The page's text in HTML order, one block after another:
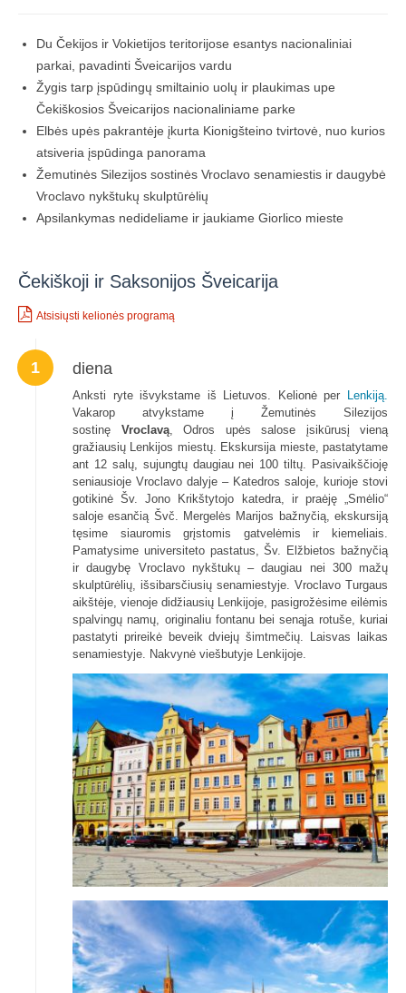
Du Čekijos ir Vokietijos teritorijose esantys nacionaliniai
parkai, pavadinti Šveicarijos vardu
Žygis tarp įspūdingų smiltainio uolų ir plaukimas upe
Čekiškosios Šveicarijos nacionaliniame parke
Elbės upės pakrantėje įkurta Kionigšteino tvirtovė, nuo kurios
atsiveria įspūdinga panorama
Žemutinės Silezijos sostinės Vroclavo senamiestis ir daugybė
Vroclavo nykštukų skulptūrėlių
Apsilankymas nedideliame ir jaukiame Giorlico mieste
Čekiškoji ir Saksonijos Šveicarija
Atsisiųsti kelionės programą
1 diena
Anksti ryte išvykstame iš Lietuvos. Kelionė per Lenkiją.
Vakarop atvykstame į Žemutinės Silezijos
sostinę Vroclavą, Odros upės salose įsikūrusį vieną
gražiausių Lenkijos miestų. Ekskursija mieste, pastatytame
ant 12 salų, sujungtų daugiau nei 100 tiltų. Pasivaikščioję
seniausioje Vroclavo dalyje – Katedros saloje, kurioje stovi
gotikinė Šv. Jono Krikštytojo katedra, ir praėję „Smėlio“
saloje esančią Švč. Mergelės Marijos bažnyčią, ekskursiją
tęsime siauromis grįstomis gatvelėmis ir kiemeliais.
Pamatysime universiteto pastatus, Šv. Elžbietos bažnyčią
ir daugybę Vroclavo nykštukų – daugiau nei 300 mažų
skulptūrėlių, išsibarsčiusių senamiestyje. Vroclavo Turgaus
aikštėje, vienoje didžiausių Lenkijoje, pasigrožėsime eilėmis
spalvingų namų, originaliu fontanu bei senąja rotuše, kuriai
pastatyti prireikė beveik dviejų šimtmečių. Laisvas laikas
senamiestyje. Nakvynė viešbutyje Lenkijoje.